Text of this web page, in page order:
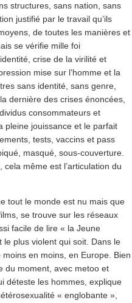
structures, sans nation, sans
justifié par le travail qu’ils
de toutes les manières et
se vérifie mille foi
crise de la virilité et
mise sur l’homme et la
sans identité, sans genre,
dernière des crises énoncées,
consommateurs et
pleine jouissance et le parfait
tests, vaccins et pass
masqué, sous-couverture.
même est l’articulation du
tout le monde est nu mais que
se trouve sur les réseaux
facile de lire « la Jeune
plus violent qui soit. Dans le
en moins, en Europe. Bien
du moment, avec metoo et
déteste les hommes, explique
« englobante »,